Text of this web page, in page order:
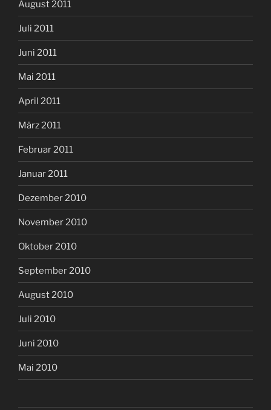
August 2011
Juli 2011
Juni 2011
Mai 2011
April 2011
März 2011
Februar 2011
Januar 2011
Dezember 2010
November 2010
Oktober 2010
September 2010
August 2010
Juli 2010
Juni 2010
Mai 2010